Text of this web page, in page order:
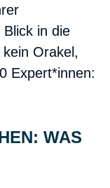
in die
Orakel,
Expert*innen:
WAS